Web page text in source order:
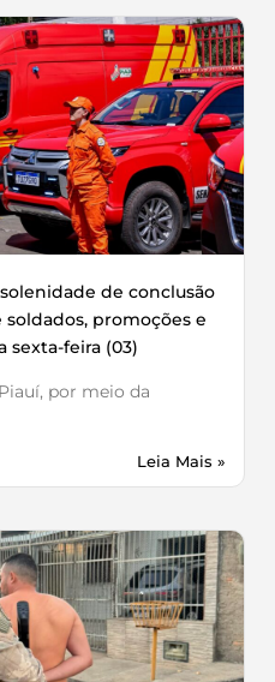
de conclusão
promoções e
sexta-feira (03)
por meio da
Leia Mais »